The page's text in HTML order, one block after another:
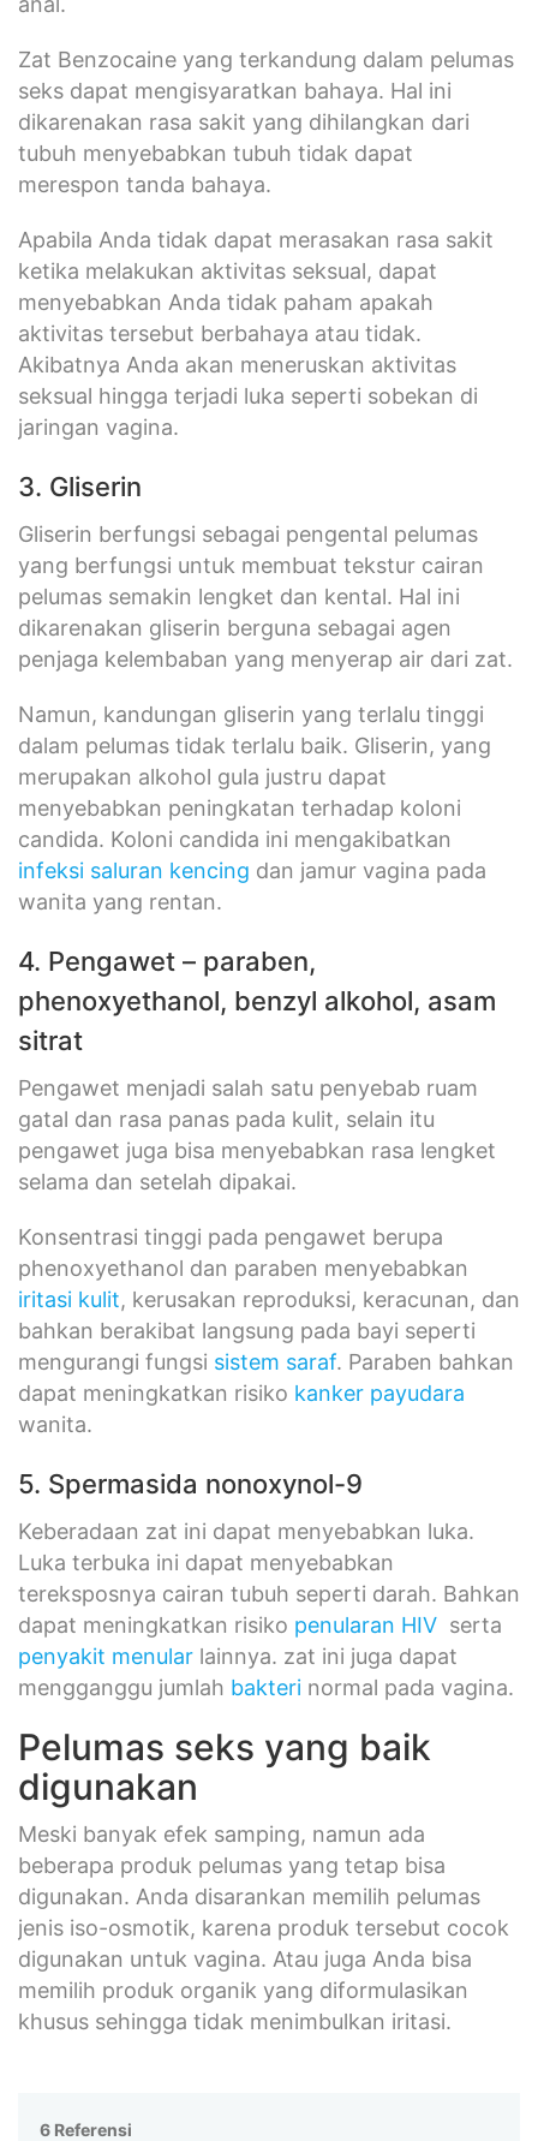
Zat Benzocaine yang terkandung dalam pelumas
seks dapat mengisyaratkan bahaya. Hal ini
dikarenakan rasa sakit yang dihilangkan dari
tubuh menyebabkan tubuh tidak dapat
merespon tanda bahaya.
Apabila Anda tidak dapat merasakan rasa sakit
ketika melakukan aktivitas seksual, dapat
menyebabkan Anda tidak paham apakah
aktivitas tersebut berbahaya atau tidak.
Akibatnya Anda akan meneruskan aktivitas
seksual hingga terjadi luka seperti sobekan di
jaringan vagina.
3. Gliserin
Gliserin berfungsi sebagai pengental pelumas
yang berfungsi untuk membuat tekstur cairan
pelumas semakin lengket dan kental. Hal ini
dikarenakan gliserin berguna sebagai agen
penjaga kelembaban yang menyerap air dari zat.
Namun, kandungan gliserin yang terlalu tinggi
dalam pelumas tidak terlalu baik. Gliserin, yang
merupakan alkohol gula justru dapat
menyebabkan peningkatan terhadap koloni
candida. Koloni candida ini mengakibatkan
infeksi saluran kencing dan jamur vagina pada
wanita yang rentan.
4. Pengawet – paraben,
phenoxyethanol, benzyl alkohol, asam
sitrat
Pengawet menjadi salah satu penyebab ruam
gatal dan rasa panas pada kulit, selain itu
pengawet juga bisa menyebabkan rasa lengket
selama dan setelah dipakai.
Konsentrasi tinggi pada pengawet berupa
phenoxyethanol dan paraben menyebabkan
iritasi kulit, kerusakan reproduksi, keracunan, dan
bahkan berakibat langsung pada bayi seperti
mengurangi fungsi sistem saraf. Paraben bahkan
dapat meningkatkan risiko kanker payudara
wanita.
5. Spermasida nonoxynol-9
Keberadaan zat ini dapat menyebabkan luka.
Luka terbuka ini dapat menyebabkan
tereksposnya cairan tubuh seperti darah. Bahkan
dapat meningkatkan risiko penularan HIV serta
penyakit menular lainnya. zat ini juga dapat
mengganggu jumlah bakteri normal pada vagina.
Pelumas seks yang baik
digunakan
Meski banyak efek samping, namun ada
beberapa produk pelumas yang tetap bisa
digunakan. Anda disarankan memilih pelumas
jenis iso-osmotik, karena produk tersebut cocok
digunakan untuk vagina. Atau juga Anda bisa
memilih produk organik yang diformulasikan
khusus sehingga tidak menimbulkan iritasi.
6 Referensi